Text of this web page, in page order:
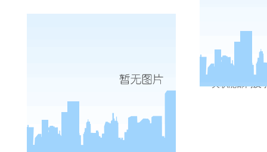
关职能部门及